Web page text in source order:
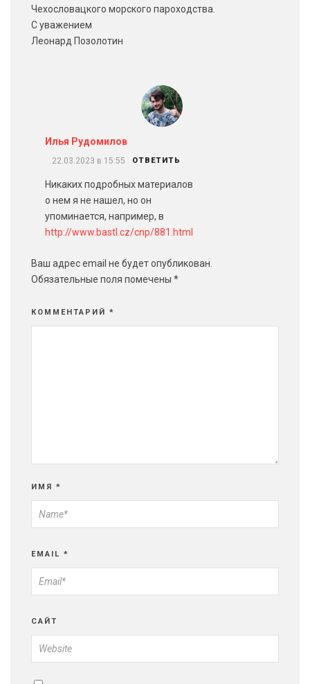
Чехословацкого морского пароходства.
С уважением
Леонард Позолотин
Илья Рудомилов
22.03.2023 в 15:55 ОТВЕТИТЬ
Никаких подробных материалов
о нем я не нашел, но он
упоминается, например, в
http://www.bastl.cz/cnp/881.html
Ваш адрес email не будет опубликован.
Обязательные поля помечены *
КОММЕНТАРИЙ *
ИМЯ *
EMAIL *
САЙТ